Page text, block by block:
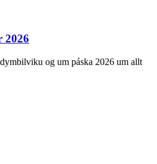
2026
og um páska 2026 um allt